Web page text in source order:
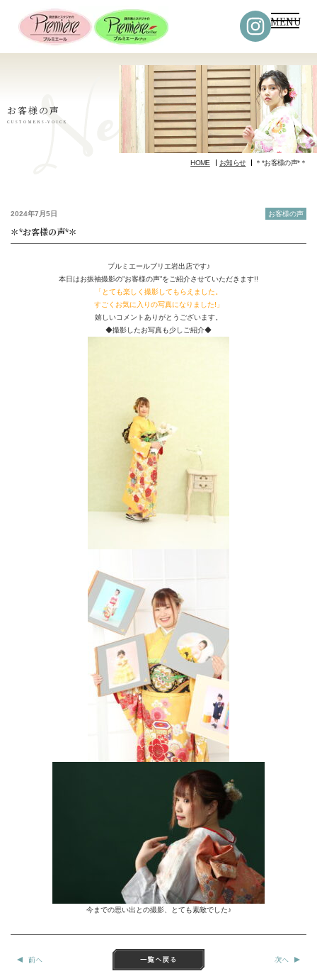
MENU
HOME お知らせ ＊*お客様の声*＊
お客様の声
CUSTOMERS-VOICE
2024年7月5日 お客様の声
＊*お客様の声*＊
プルミエールブリエ岩出店です♪
本日はお振袖撮影の”お客様の声”をご紹介させていただきます!!
「とても楽しく撮影してもらえました。
すごくお気に入りの写真になりました!」
嬉しいコメントありがとうございます。
◆撮影したお写真も少しご紹介◆
今までの思い出との撮影、とても素敵でした♪
前へ 次へ